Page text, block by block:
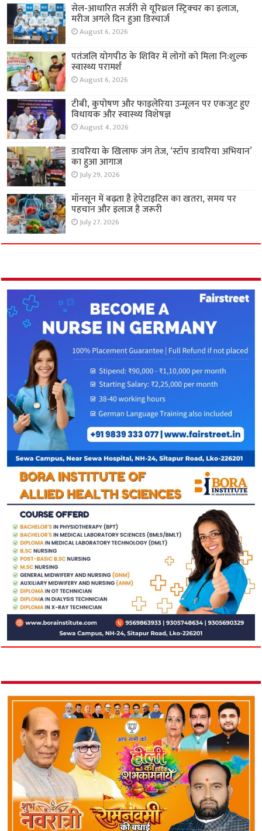
सेल-आधारित सर्जरी से यूरिथ्रल स्ट्रिक्चर का इलाज,
मरीज अगले दिन हुआ डिस्चार्ज
August 6, 2026
पतंजलि योगपीठ के शिविर में लोगों को मिला नि:शुल्क
स्वास्थ्य परामर्श
August 6, 2026
टीबी, कुपोषण और फाइलेरिया उन्मूलन पर एकजुट हुए
विधायक और स्वास्थ्य विशेषज्ञ
August 4, 2026
डायरिया के खिलाफ जंग तेज, ‘स्टॉप डायरिया अभियान’
का हुआ आगाज
July 29, 2026
मॉनसून में बढ़ता है हेपेटाइटिस का खतरा, समय पर
पहचान और इलाज है जरूरी
July 27, 2026